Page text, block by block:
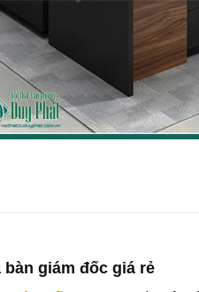
bàn giám đốc giá rẻ